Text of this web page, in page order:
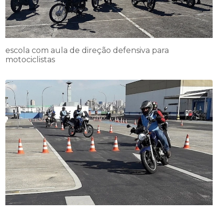
escola com aula de direção defensiva para
motociclistas